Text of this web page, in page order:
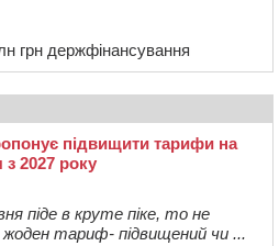
грн держфінансування
підвищити тарифи на
2027 року
піде в круте піке, то не
тариф- підвищений чи ...